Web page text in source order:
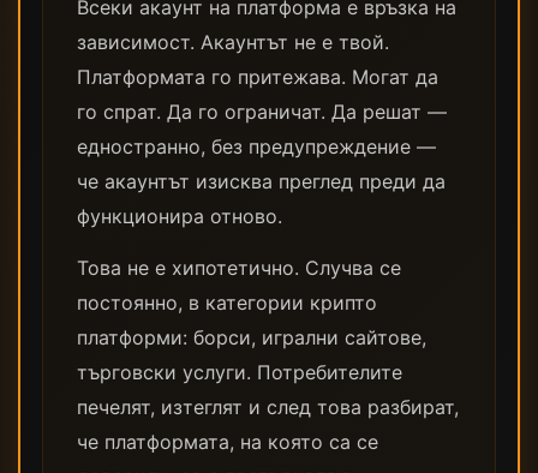
Всеки акаунт на платформа е връзка на
зависимост. Акаунтът не е твой.
Платформата го притежава. Могат да
го спрат. Да го ограничат. Да решат —
едностранно, без предупреждение —
че акаунтът изисква преглед преди да
функционира отново.
Това не е хипотетично. Случва се
постоянно, в категории крипто
платформи: борси, игрални сайтове,
търговски услуги. Потребителите
печелят, изтеглят и след това разбират,
че платформата, на която са се